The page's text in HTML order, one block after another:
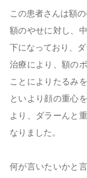
この患者さんは額
額のやせに対し、
下になっており、ダ
治療により、額の
ことによりたるみ
といより顔の重心
より、ダラーんと
なりました。
何が言いたいかと